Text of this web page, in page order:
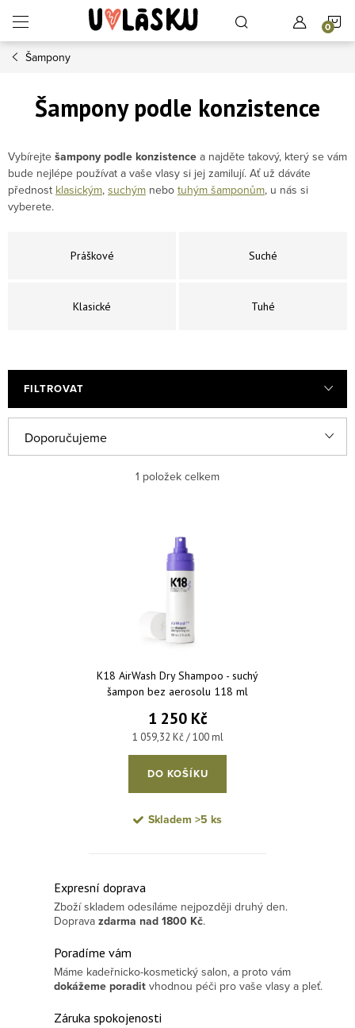
Šampony
Šampony podle konzistence
Vybírejte šampony podle konzistence a najděte takový, který se vám
bude nejlépe používat a vaše vlasy si jej zamilují. Ať už dáváte
přednost klasickým, suchým nebo tuhým šamponům, u nás si
vyberete.
Práškové Suché
Klasické Tuhé
FILTROVAT
Řazení produktů
Doporučujeme
1 položek celkem
K18 AirWash Dry Shampoo - suchý
šampon bez aerosolu 118 ml
1 250 Kč
Měrná cena:
1 059,32 Kč / 100 ml
DO KOŠÍKU
Skladem >5 ks
Ovládací prvky výpisu
Expresní doprava
Zboží skladem odesíláme nejpozději druhý den.
Doprava zdarma nad 1800 Kč.
Poradíme vám
Máme kadeřnicko-kosmetický salon, a proto vám
dokážeme poradit vhodnou péči pro vaše vlasy a pleť.
Záruka spokojenosti